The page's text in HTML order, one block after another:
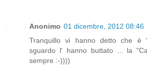
Anonimo 01 dicembre, 2012 08:46
Tranquillo vi hanno detto che è
sguardo l' hanno buttato ... la
sempre :-))))